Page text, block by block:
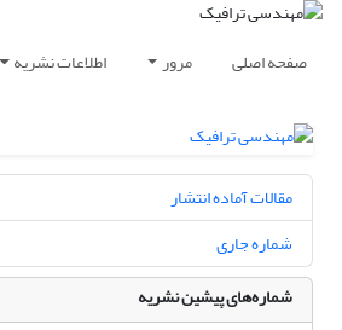
صفحه اصلی مرور اطلاعات نشریه
مقالات آماده انتشار
شماره جاری
شماره‌های پیشین نشریه